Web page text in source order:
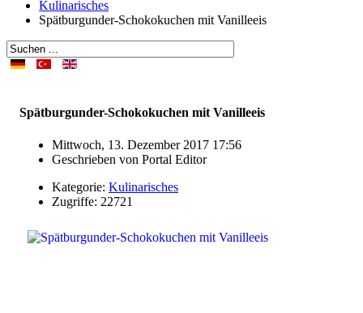
Kulinarisches
Spätburgunder-Schokokuchen mit Vanilleeis
Spätburgunder-Schokokuchen mit Vanilleeis
Mittwoch, 13. Dezember 2017 17:56
Geschrieben von Portal Editor
Kategorie: Kulinarisches
Zugriffe: 22721